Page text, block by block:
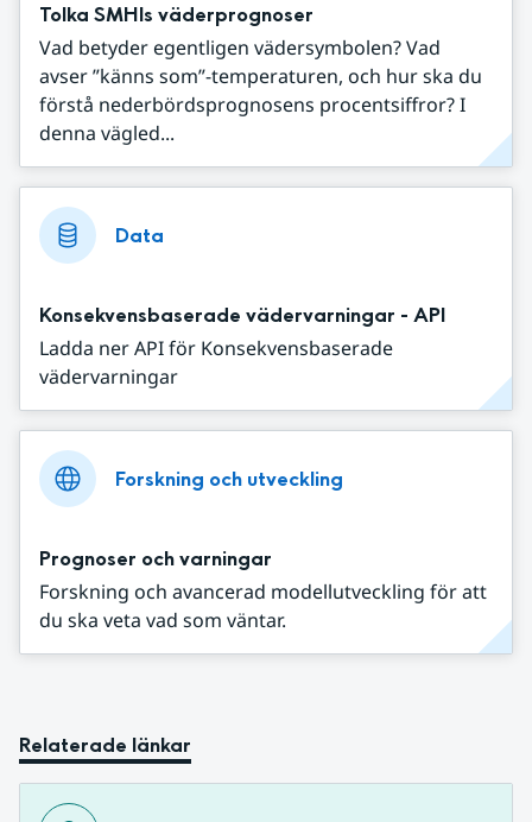
Tolka SMHIs väderprognoser
Vad betyder egentligen vädersymbolen? Vad
avser ”känns som”-temperaturen, och hur ska du
förstå nederbördsprognosens procentsiffror? I
denna vägled...
Data
Konsekvensbaserade vädervarningar - API
Ladda ner API för Konsekvensbaserade
vädervarningar
Forskning och utveckling
Prognoser och varningar
Forskning och avancerad modellutveckling för att
du ska veta vad som väntar.
Relaterade länkar